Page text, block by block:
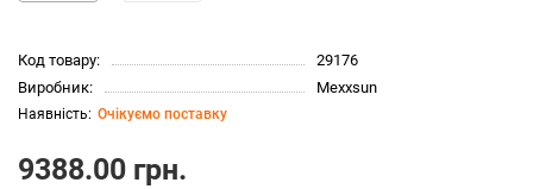
Код товару:
29176
Виробник:
Mexxsun
Очікуємо поставку
9388.00 грн.